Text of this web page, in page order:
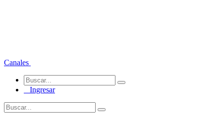
Canales
Ingresar